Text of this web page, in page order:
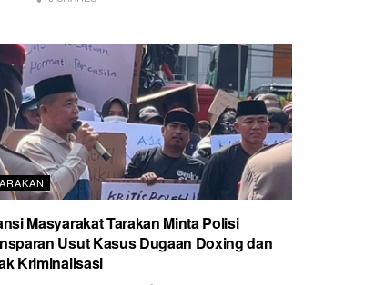
Masyarakat Tarakan Minta Polisi
Usut Kasus Dugaan Doxing dan
Kriminalisasi